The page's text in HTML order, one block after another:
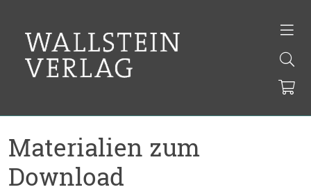
Materialien zum
Download